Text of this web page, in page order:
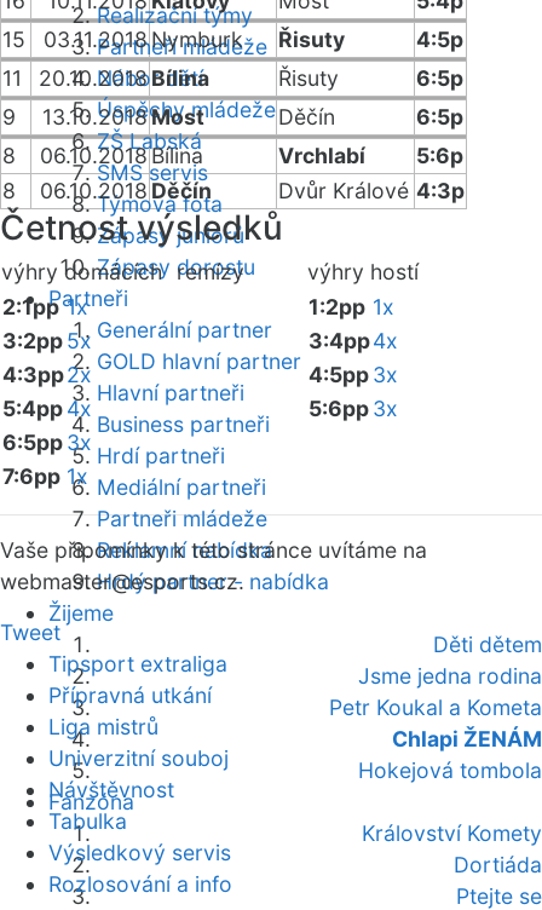
Realizační týmy
Partneři mládeže
Nábor dětí
Úspěchy mládeže
ZŠ Labská
SMS servis
Týmová fota
Zápasy juniorů
Zápasy dorostu
Partneři
Generální partner
GOLD hlavní partner
Hlavní partneři
Business partneři
Hrdí partneři
Mediální partneři
Partneři mládeže
Reklamní nabídka
Hrdý partner - nabídka
Žijeme
Děti dětem
Jsme jedna rodina
Petr Koukal a Kometa
Chlapi ŽENÁM
Hokejová tombola
Fanzóna
Království Komety
Dortiáda
Ptejte se
15
03.11.2018Nymburk Řisuty
4:5p
11
20.10.2018Bílina Řisuty
6:5p
9
13.10.2018Most Děčín
6:5p
8
06.10.2018Bílina Vrchlabí
5:6p
8
06.10.2018 Děčín Dvůr Králové 4:3p
Četnost výsledků
výhry domácích remízy výhry hostí
2:1pp 1x
3:2pp5x
4:3pp2x
5:4pp4x
6:5pp3x
7:6pp 1x
1:2pp 1x
3:4pp4x
4:5pp3x
5:6pp3x
Vaše připomínky k této stránce uvítáme na
webmaster@esports.cz.
Tweet
Tipsport extraliga
Přípravná utkání
Liga mistrů
Univerzitní souboj
Návštěvnost
Tabulka
Výsledkový servis
Rozlosování a info